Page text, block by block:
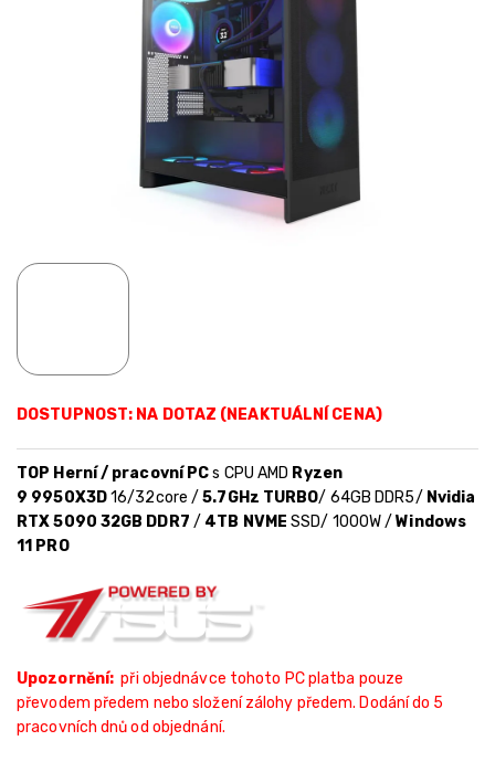
DOSTUPNOST: NA DOTAZ (NEAKTUÁLNÍ CENA)
TOP Herní / pracovní PCs CPU AMD Ryzen
9 9950X3D16/32core /5.7GHz TURBO/ 64GB DDR5/ Nvidia
RTX 5090 32GB DDR7 / 4TB NVME SSD/ 1000W /Windows
11 PRO
Upozornění: při objednávce tohoto PC platba pouze
převodem předem nebo složení zálohy předem.Dodání do 5
pracovních dnů od objednání.